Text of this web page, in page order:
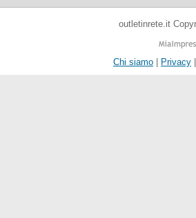
outletinrete.it
Chi siamo | Privacy